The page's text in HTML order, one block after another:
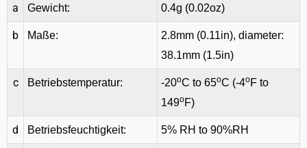
a Gewicht: 0.4g (0.02oz)
b Maße:
2.8mm (0.11in), diameter:
38.1mm (1.5in)
c Betriebstemperatur: -20oC to 65oC (-4oF to
149oF)
d Betriebsfeuchtigkeit: 5% RH to 90%RH